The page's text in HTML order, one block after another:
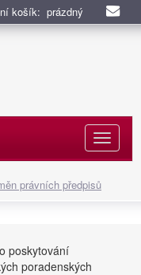
košík: prázdný
právních předpisů
poskytování
poradenských